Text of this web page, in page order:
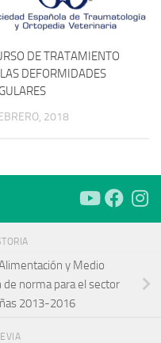
DE TRATAMIENTO
DEFORMIDADES
2018
y Medio
norma para el sector
2013-2016